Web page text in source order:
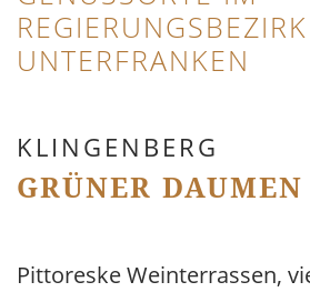
REGIERUNGSBEZIRK
UNTERFRANKEN
KLINGENBERG
GRÜNER DAUMEN
Pittoreske Weinterrassen,